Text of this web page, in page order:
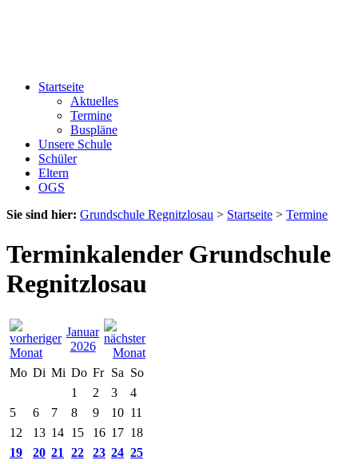
Startseite
Aktuelles
Termine
Buspläne
Unsere Schule
Schüler
Eltern
OGS
Sie sind hier: Grundschule Regnitzlosau > Startseite > Termine
Terminkalender Grundschule
Regnitzlosau
Januar
2026
Mo Di Mi Do Fr Sa So
1
2 3
4
5
6 7 8 9 10 11
12
13 14 15 16 17 18
19
20 21 22 23 24 25